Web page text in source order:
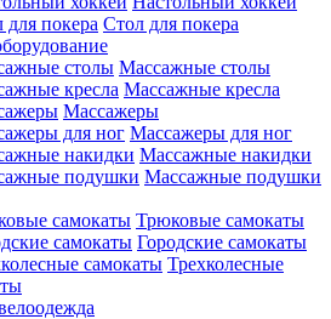
Стол для покера
Массажные столы
Массажные кресла
Массажеры
Массажеры для ног
Массажные накидки
Массажные подушки
Трюковые самокаты
Городские самокаты
Трехколесные